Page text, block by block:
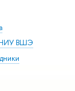
НИУ ВШЭ